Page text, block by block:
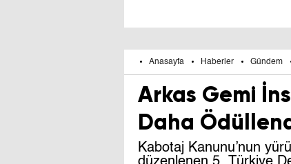
Anasayfa Haberler Gündem
Arkas Gemi
Daha
Kabotaj Kanunu’nun